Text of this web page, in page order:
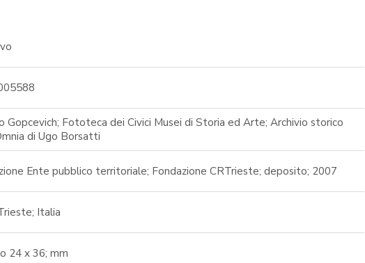
Gopcevich; Fototeca dei Civici Musei di Storia ed Arte; Archivio storico
di Ugo Borsatti
Ente pubblico territoriale; Fondazione CRTrieste; deposito; 2007
Italia
24 x 36; mm